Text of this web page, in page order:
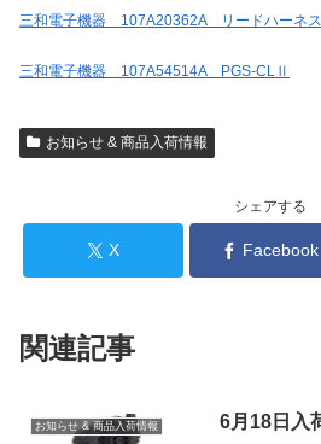
三和電子機器 107A20362A リードハーネ
三和電子機器 107A54514A PGS-CLⅡ
お知らせ & 商品入荷情報
シェアする
X Facebook
関連記事
お知らせ & 商品入荷情報 6月18日入